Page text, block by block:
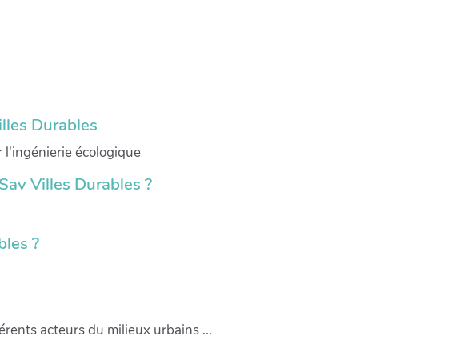
Durables
l'ingénierie écologique
Villes Durables ?
?
acteurs du milieux urbains ...